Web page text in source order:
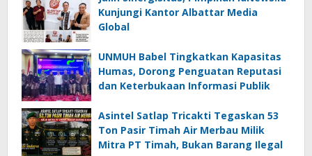
Kunjungi Kantor Albattar Media
Global
UNMUH Babel Tingkatkan Kapasitas
Humas, Dorong Penguatan Reputasi
dan Keterbukaan Informasi Publik
Asintel Satlap Tricakti Tegaskan 53
Ton Pasir Timah Air Merbau Milik
Mitra PT Timah, Bukan Barang Ilegal